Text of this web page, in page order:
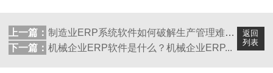
返回
列表
上一篇： 制造业ERP系统软件如何破解生产管理难题...
下一篇： 机械企业ERP软件是什么？机械企业ERP...